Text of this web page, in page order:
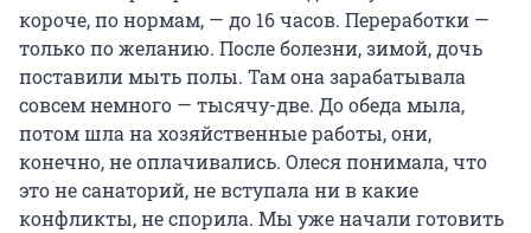
короче, по нормам, — до 16 часов. Переработки —
только по желанию. После болезни, зимой, дочь
поставили мыть полы. Там она зарабатывала
совсем немного — тысячу-две. До обеда мыла,
потом шла на хозяйственные работы, они,
конечно, не оплачивались. Олеся понимала, что
это не санаторий, не вступала ни в какие
конфликты, не спорила. Мы уже начали готовить